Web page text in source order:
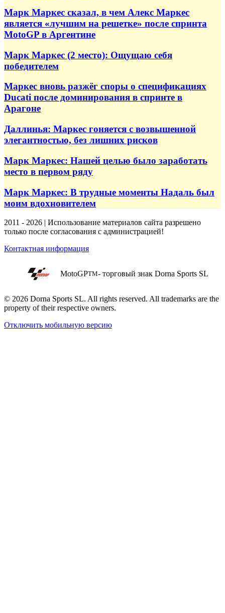
Марк Маркес сказал, в чем Алекс Маркес
является «лучшим на решетке» после спринта
MotoGP в Аргентине
Марк Маркес (2 место): Ощущаю себя
победителем
Маркес вновь разжёг споры о спецификациях
Ducati после доминирования в спринте в
Арагоне
Даллинья: Маркес гоняется с возвышенной
элегантностью, без лишних рисков
Марк Маркес: Нашей целью было заработать
место в первом ряду
Марк Маркес: В трудные моменты Надаль был
моим вдохновителем
2011 - 2026 | Использование материалов сайта разрешено
только после согласования с администрацией!
Контактная информация
MotoGPTM- торговый знак Dorna Sports SL
© 2026 Dorna Sports SL. All rights reserved. All trademarks are the
property of their respective owners.
Отключить мобильную версию